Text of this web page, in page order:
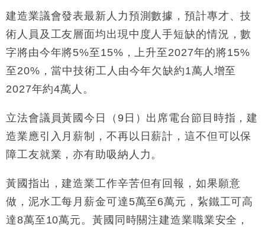
司
18:31
財經｜華僑銀行上半年淨利創新高 中期息增15%至
及消費表現
16:47
本地｜假冒內地執法人員要求交「保證金」 43歲女子
16:05
財經｜日經失守6.5萬點後回穩 全周仍升近2%
15:47
財經｜恒隆10月換帥 玩具「反」斗城亞洲CEO蔡德
粦接任
15:11
財經｜韓股反覆波動收跌 連挫7周創逾3年最長跌勢
13:44
財經｜內地7月美元計價出口增近24%勝預期 貿易順
差達1125億美元
建造業議會發表最新人力預測數據，預計專才、技
術人員及工友層面均出現中度人手短缺的情況，數
字將由今年將5%至15%，上升至2027年的將15%
至20%，當中技術工人由今年欠缺約1萬人增至
2027年約4萬人。
立法會議員黃國今日（9日）出席電台節目時指，建
造業應引入月薪制，不再以日薪計，這不但可以保
障工友就業，亦有助吸納人力。
黃國指出，建造業工作辛苦但有回報，如果願意
做，泥水工每月薪金可達5萬至6萬元，紥鐵工可高
達8萬至10萬元。黃國同時關注建造業職業安全，